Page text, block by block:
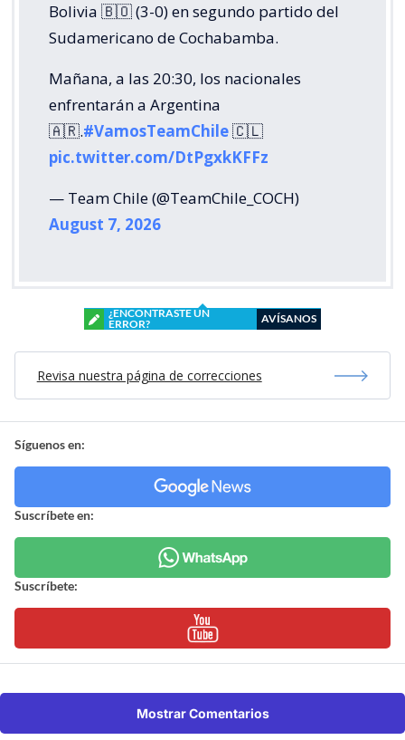
Bolivia 🇧🇴 (3-0) en segundo partido del
Sudamericano de Cochabamba.
Mañana, a las 20:30, los nacionales
enfrentarán a Argentina
🇦🇷.#VamosTeamChile🇨🇱
pic.twitter.com/DtPgxkKFFz
— Team Chile (@TeamChile_COCH)
August 7, 2026
¿ENCONTRASTE UN
ERROR?
AVÍSANOS
Revisa nuestra página de correcciones
Síguenos en:
Suscríbete en:
Suscríbete:
Mostrar Comentarios